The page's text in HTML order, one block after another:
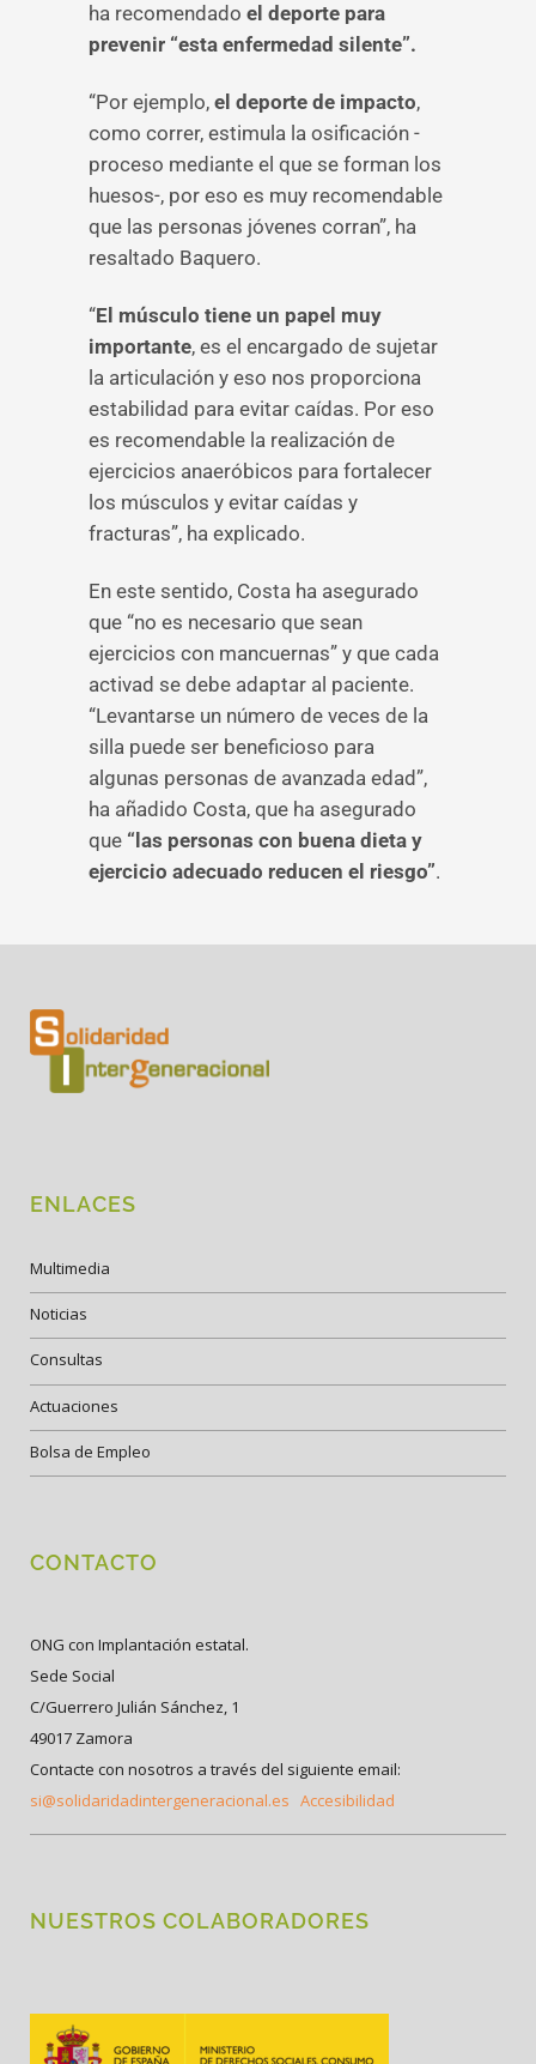
ha recomendado el deporte para
prevenir “esta enfermedad silente”.
“Por ejemplo, el deporte de impacto,
como correr, estimula la osificación -
proceso mediante el que se forman los
huesos-, por eso es muy recomendable
que las personas jóvenes corran”, ha
resaltado Baquero.
“El músculo tiene un papel muy
importante, es el encargado de sujetar
la articulación y eso nos proporciona
estabilidad para evitar caídas. Por eso
es recomendable la realización de
ejercicios anaeróbicos para fortalecer
los músculos y evitar caídas y
fracturas”, ha explicado.
En este sentido, Costa ha asegurado
que “no es necesario que sean
ejercicios con mancuernas” y que cada
activad se debe adaptar al paciente.
“Levantarse un número de veces de la
silla puede ser beneficioso para
algunas personas de avanzada edad”,
ha añadido Costa, que ha asegurado
que “las personas con buena dieta y
ejercicio adecuado reducen el riesgo”.
ENLACES
Multimedia
Noticias
Consultas
Actuaciones
Bolsa de Empleo
CONTACTO
ONG con Implantación estatal.
Sede Social
C/Guerrero Julián Sánchez, 1
49017 Zamora
Contacte con nosotros a través del siguiente email:
si@solidaridadintergeneracional.es Accesibilidad
NUESTROS COLABORADORES